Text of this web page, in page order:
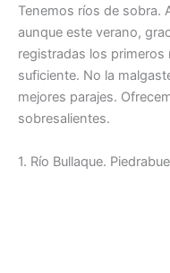
Tenemos ríos de sobra.
aunque este verano,
registradas los primeros
suficiente. No la
mejores parajes.
sobresalientes.
1. Río Bullaque.